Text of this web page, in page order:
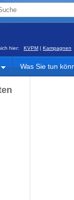
hier: KVPM | Kampagnen
Was Sie tun